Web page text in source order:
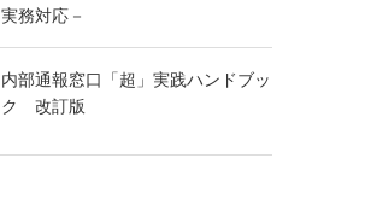
実務対応－
内部通報窓口「超」実践ハンドブッ
ク 改訂版